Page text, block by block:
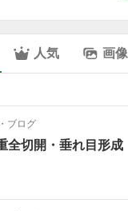
人気 画像
・ ブログ
全切開・垂れ目形成